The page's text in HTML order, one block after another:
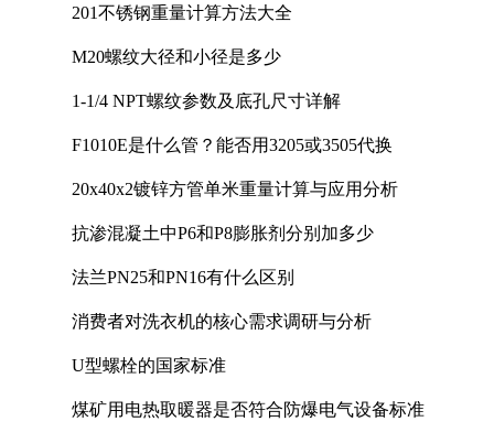
201不锈钢重量计算方法大全
M20螺纹大径和小径是多少
1-1/4 NPT螺纹参数及底孔尺寸详解
F1010E是什么管？能否用3205或3505代换
20x40x2镀锌方管单米重量计算与应用分析
抗渗混凝土中P6和P8膨胀剂分别加多少
法兰PN25和PN16有什么区别
消费者对洗衣机的核心需求调研与分析
U型螺栓的国家标准
煤矿用电热取暖器是否符合防爆电气设备标准